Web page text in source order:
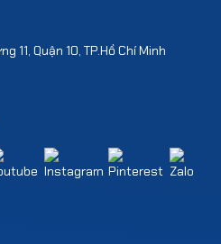
11, Quận 10, TP.Hồ Chí Minh